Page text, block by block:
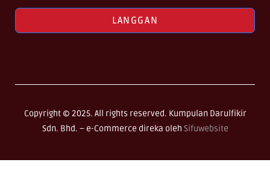
LANGGAN
Copyright © 2025. All rights reserved. Kumpulan Darulfikir
Sdn. Bhd. – e-Commerce direka oleh Sifuwebsite